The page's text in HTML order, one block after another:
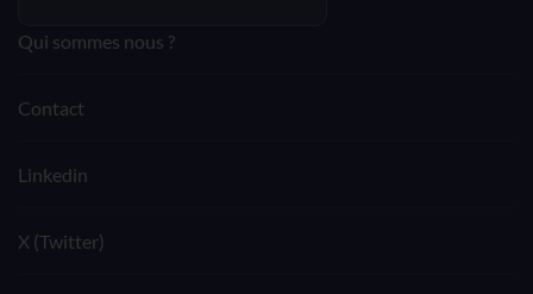
Qui sommes nous ?
Contact
Linkedin
X (Twitter)